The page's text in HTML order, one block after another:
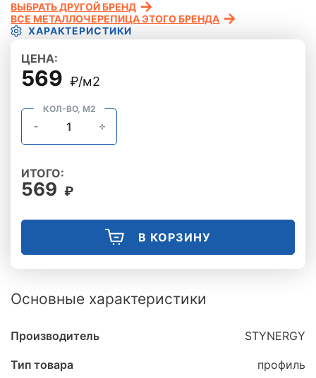
ХАРАКТЕРИСТИКИ
ВЫБРАТЬ ДРУГОЙ БРЕНД
ВСЕ МЕТАЛЛОЧЕРЕПИЦА ЭТОГО БРЕНДА
ЦЕНА:
569 ₽/м2
КОЛ-ВО, М2
ИТОГО:
569 ₽
В КОРЗИНУ
Основные характеристики
Производитель STYNERGY
Тип товара профиль